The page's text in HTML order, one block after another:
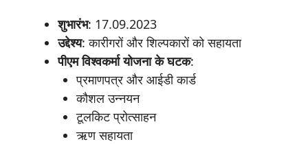
शुभारंभ: 17.09.2023
उद्देश्य: कारीगरों और शिल्पकारों को सहायता
पीएमविश्वकर्मायोजना केघटक:
प्रमाणपत्र और आईडी कार्ड
कौशल उन्नयन
टूलकिट प्रोत्साहन
ऋण सहायता